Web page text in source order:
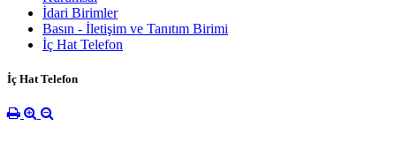
İdari Birimler
Basın - İletişim ve Tanıtım Birimi
İç Hat Telefon
İç Hat Telefon